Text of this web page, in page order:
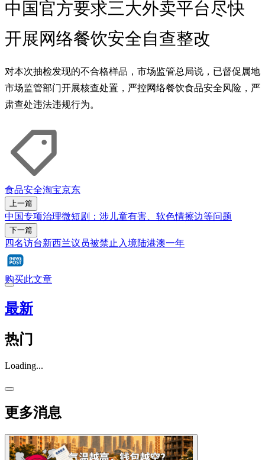
中国官方要求三大外卖平台尽快
开展网络餐饮安全自查整改
对本次抽检发现的不合格样品，市场监管总局说，已督促属地
市场监管部门开展核查处置，严控网络餐饮食品安全风险，严
肃查处违法违规行为。
食品安全淘宝京东
上一篇
中国专项治理微短剧：涉儿童有害、软色情擦边等问题
下一篇
四名访台新西兰议员被禁止入境陆港澳一年
购买此文章
最新
热门
Loading...
更多消息